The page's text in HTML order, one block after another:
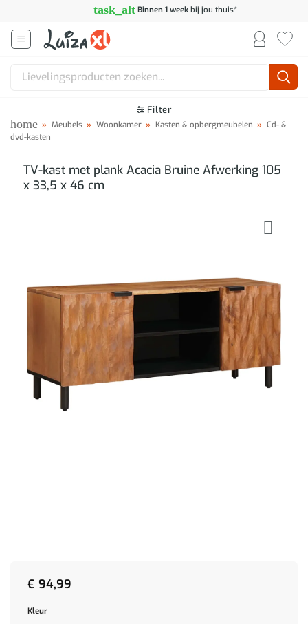
inhoud
task_alt Binnen 1 weekbij jou thuis*
Zoeken
Filter
home » Meubels » Woonkamer » Kasten & opbergmeubelen » Cd- &
dvd-kasten
TV-kast met plank Acacia Bruine Afwerking 105
x 33,5 x 46 cm
€ 94,99
Kleur